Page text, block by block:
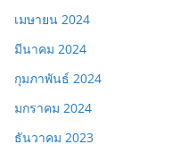
เมษายน 2024
มีนาคม 2024
กุมภาพันธ์ 2024
มกราคม 2024
ธันวาคม 2023